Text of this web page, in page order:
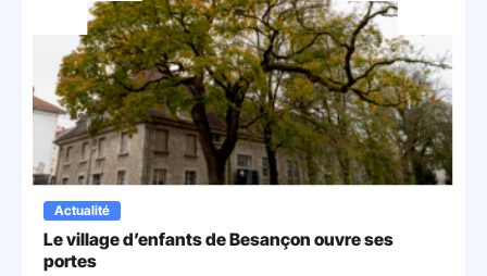
Mon espace donateur
Actualité
Le village d’enfants de Besançon ouvre ses
portes